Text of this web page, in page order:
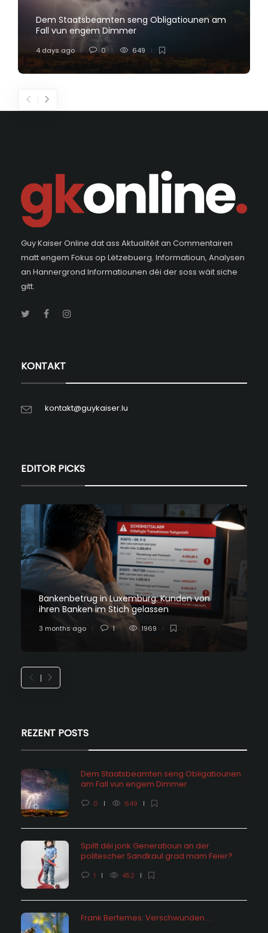
Dem Staatsbeamten seng Obligatiounen am
Fall vun engem Dimmer
4 days ago 0 649
Guy Kaiser Online dat ass Aktualitéit an Commentairen
matt engem Fokus op Lëtzebuerg. Informatioun, Analysen
an Hannergrond Informatiounen déi der soss wäit siche
gitt.
KONTAKT
kontakt@guykaiser.lu
EDITOR PICKS
Bankenbetrug in Luxemburg: Kunden von
ihren Banken im Stich gelassen
3 months ago 1 1969
REZENT POSTS
Dem Staatsbeamten seng Obligatiounen
am Fall vun engem Dimmer
0 649
Spillt déi jonk Generatioun an der
politescher Sandkaul grad mam Feier?
1 452
Frank Bertemes: Verschwunden….